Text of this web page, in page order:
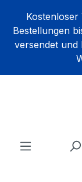
springen
Bestellungen
versendet und